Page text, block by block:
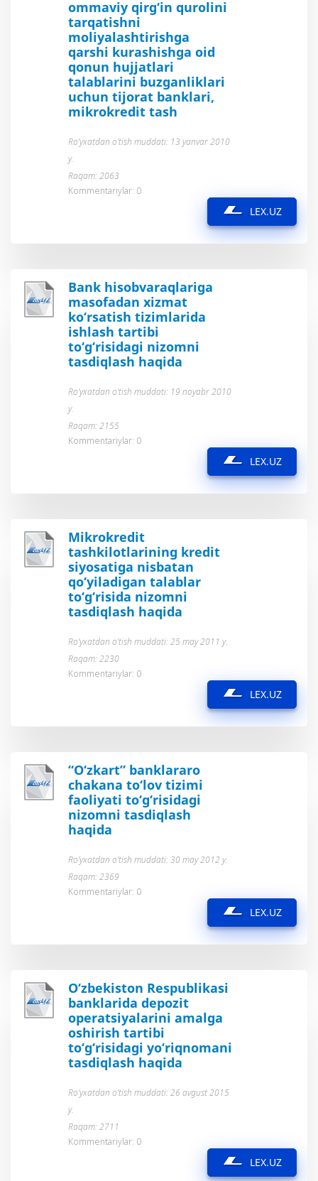
ommaviy qirg‘in qurolini
tarqatishni
moliyalashtirishga
qarshi kurashishga oid
qonun hujjatlari
talablarini buzganliklari
uchun tijorat banklari,
mikrokredit tash
Ro’yxatdan o’tish muddati: 13 yanvar 2010
y.
Raqam: 2063
Kommentariylar: 0
LEX.UZ
Bank hisobvaraqlariga
masofadan xizmat
ko‘rsatish tizimlarida
ishlash tartibi
to‘g‘risidagi nizomni
tasdiqlash haqida
Ro’yxatdan o’tish muddati: 19 noyabr 2010
y.
Raqam: 2155
Kommentariylar: 0
LEX.UZ
Mikrokredit
tashkilotlarining kredit
siyosatiga nisbatan
qo‘yiladigan talablar
to‘g‘risida nizomni
tasdiqlash haqida
Ro’yxatdan o’tish muddati: 25 may 2011 y.
Raqam: 2230
Kommentariylar: 0
LEX.UZ
“O‘zkart” banklararo
chakana to‘lov tizimi
faoliyati to‘g‘risidagi
nizomni tasdiqlash
haqida
Ro’yxatdan o’tish muddati: 30 may 2012 y.
Raqam: 2369
Kommentariylar: 0
LEX.UZ
O‘zbekiston Respublikasi
banklarida depozit
operatsiyalarini amalga
oshirish tartibi
to‘g‘risidagi yo‘riqnomani
tasdiqlash haqida
Ro’yxatdan o’tish muddati: 26 avgust 2015
y.
Raqam: 2711
Kommentariylar: 0
LEX.UZ